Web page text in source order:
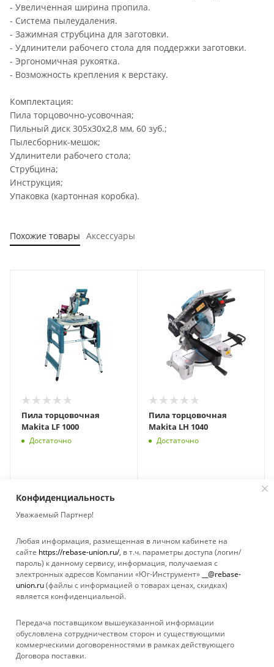
- Увеличенная ширина пропила.
- Система пылеудаления.
- Зажимная струбцина для заготовки.
- Удлинители рабочего стола для поддержки заготовки.
- Эргономичная рукоятка.
- Возможность крепления к верстаку.
Комплектация:
Пила торцовочно-усовочная;
Пильный диск 305х30х2,8 мм, 60 зуб.;
Пылесборник-мешок;
Удлинители рабочего стола;
Струбцина;
Инструкция;
Упаковка (картонная коробка).
Похожие товары Аксессуары
Пила торцовочная
Makita LF 1000
Достаточно
Пила торцовочная
Makita LH 1040
Достаточно
КАТАЛОГ
Конфиденциальность
Уважаемый Партнер!
Любая информация, размещенная в личном кабинете на
сайте https://rebase-union.ru/, в т.ч. параметры доступа (логин/
пароль) к данному сервису, информация, получаемая с
электронных адресов Компании «Юг-Инструмент»
__@rebase-
union.ru(файлы с информацией о товарах ценах, скидках)
является конфиденциальной.
Передача поставщиком вышеуказанной информации
обусловлена сотрудничеством сторон и существующими
коммерческими договоренностями в рамках действующего
Договора поставки.